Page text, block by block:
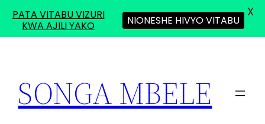
content
SONGA MBELE
PATA VITABU VIZURI
KWA AJILI YAKO
NIONESHE HIVYO VITABU
X